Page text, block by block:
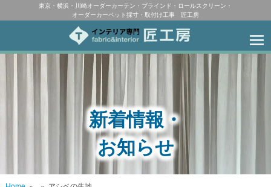
東京・横浜・川崎オーダーカーテン・ブラインド・ロールスクリーン・
オーダーカーペット採寸・取付け工事 匠工房
新着情報・
お知らせ